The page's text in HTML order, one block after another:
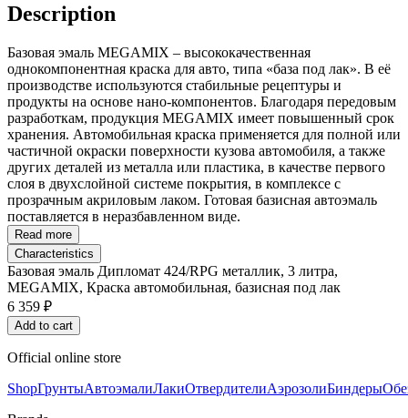
Description
Базовая эмаль MEGAMIX – высококачественная
однокомпонентная краска для авто, типа «база под лак». В её
производстве используются стабильные рецептуры и
продукты на основе нано-компонентов. Благодаря передовым
разработкам, продукция MEGAMIX имеет повышенный срок
хранения. Автомобильная краска применяется для полной или
частичной окраски поверхности кузова автомобиля, а также
других деталей из металла или пластика, в качестве первого
слоя в двухслойной системе покрытия, в комплексе с
прозрачным акриловым лаком. Готовая базисная автоэмаль
поставляется в неразбавленном виде.
Read more
Characteristics
Базовая эмаль Дипломат 424/RPG металлик, 3 литра,
MEGAMIX, Краска автомобильная, базисная под лак
6 359 ₽
Add to cart
Official online store
ShopГрунтыАвтоэмалиЛакиОтвердителиАэрозолиБиндеры